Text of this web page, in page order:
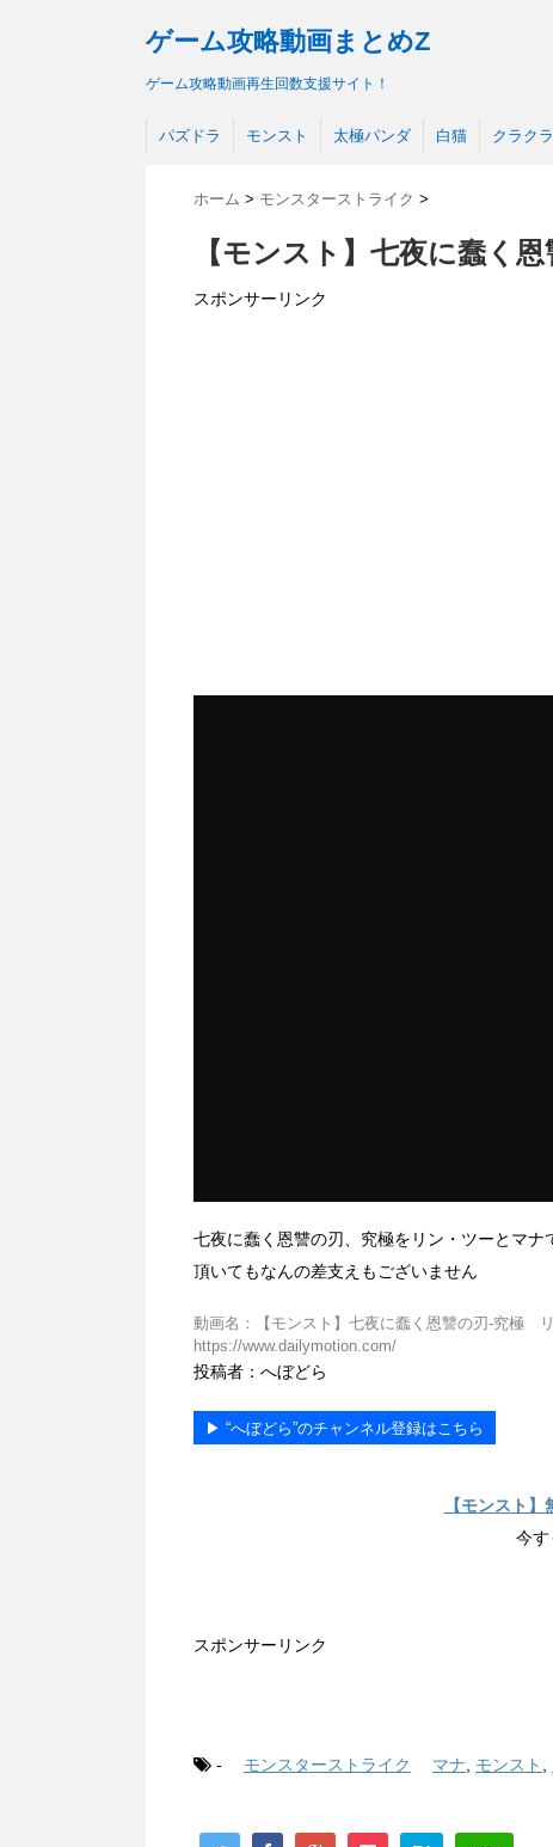
ゲーム攻略動画まとめZ
ゲーム攻略動画再生回数支援サイト！
パズドラ モンスト 太極パンダ 白猫 クラクラ
ホーム > モンスターストライク >
【モンスト】七夜に蠢く
スポンサーリンク
七夜に蠢く恩讐の刃、究極をリン・ツーとマ
頂いてもなんの差支えもございません
動画名：【モンスト】七夜に蠢く恩讐の刃-究極
https://www.dailymotion.com/
投稿者：へぼどら
▶︎ “へぼどら”のチャンネル登録はこちら
【モンスト
今す
スポンサーリンク
- モンスターストライク マナ モンスト